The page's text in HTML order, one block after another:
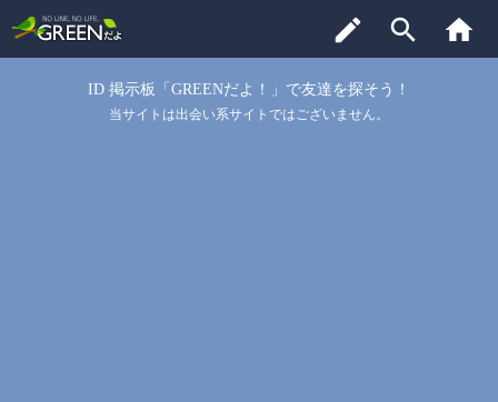
edit search home
ID 掲示板「GREENだよ！」で友達を探そう！
当サイトは出会い系サイトではございません。